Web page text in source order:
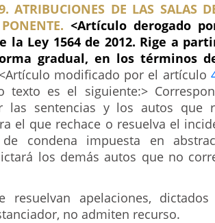
ATRIBUCIONES DE LAS SALAS
<Artículo derogado
la Ley 1564 de 2012. Rige a
gradual, en los términos
<Artículo modificado por el artículo
texto es el siguiente:>
las sentencias y los autos que
el que rechace o resuelva el
condena impuesta en
los demás autos que no
resuelvan apelaciones,
no admiten recurso.